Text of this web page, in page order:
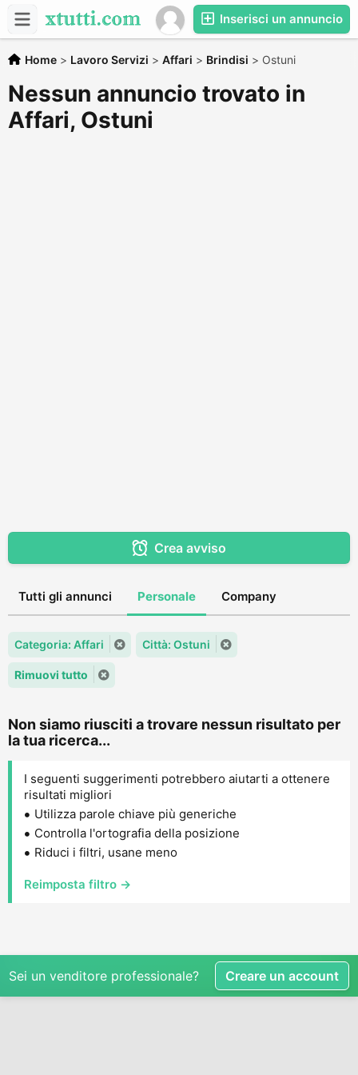
Inserisci un annuncio
Home > Lavoro Servizi > Affari > Brindisi > Ostuni
Nessun annuncio trovato in
Affari, Ostuni
Crea avviso
Tutti gli annunci Personale Company
Categoria: Affari Città: Ostuni
Rimuovi tutto
Non siamo riusciti a trovare nessun risultato per
la tua ricerca...
I seguenti suggerimenti potrebbero aiutarti a ottenere
risultati migliori
Utilizza parole chiave più generiche
Controlla l'ortografia della posizione
Riduci i filtri, usane meno
Reimposta filtro →
Sei un venditore professionale? Creare un account